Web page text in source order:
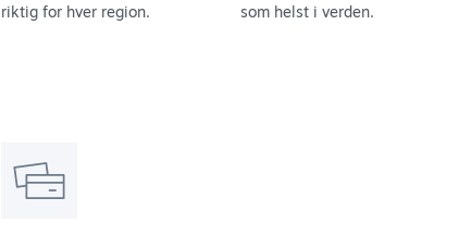
riktig for hver region.
som helst i verden.